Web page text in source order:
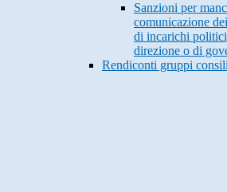
Sanzioni per
comunicazione
di incarichi
direzione o di
Rendiconti gruppi